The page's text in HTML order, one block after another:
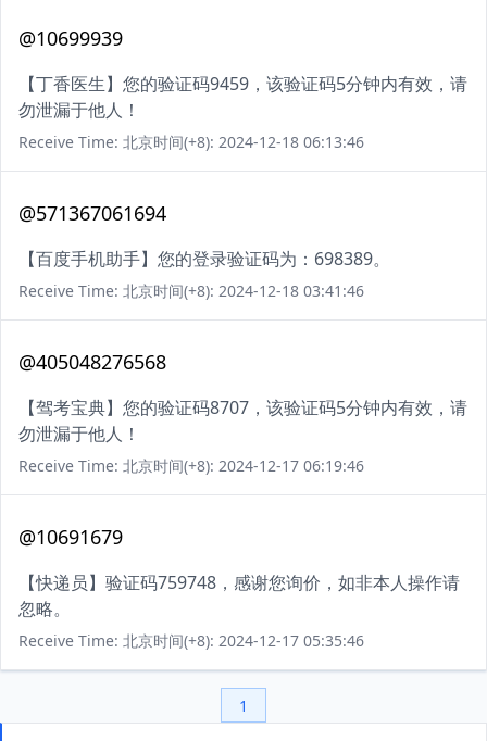
@10699939
【丁香医生】您的验证码9459，该验证码5分钟内有效，请
勿泄漏于他人！
Receive Time: 北京时间(+8): 2024-12-18 06:13:46
@571367061694
【百度手机助手】您的登录验证码为：698389。
Receive Time: 北京时间(+8): 2024-12-18 03:41:46
@405048276568
【驾考宝典】您的验证码8707，该验证码5分钟内有效，请
勿泄漏于他人！
Receive Time: 北京时间(+8): 2024-12-17 06:19:46
@10691679
【快递员】验证码759748，感谢您询价，如非本人操作请
忽略。
Receive Time: 北京时间(+8): 2024-12-17 05:35:46
1